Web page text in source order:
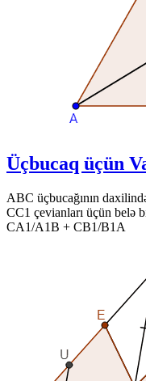
Üçbucaq üçün
ABC üçbucağının
CC1 çevianları üçün belə
CA1/A1B + CB1/B1A